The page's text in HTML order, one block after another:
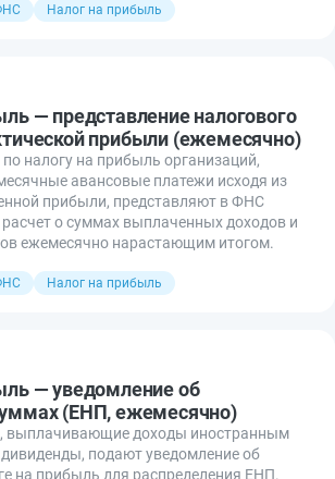
Налог на прибыль
— представление налогового
прибыли (ежемесячно)
налогу на прибыль организаций,
авансовые платежи исходя из
прибыли, представляют в ФНС
о суммах выплаченных доходов и
ежемесячно нарастающим итогом.
Налог на прибыль
— уведомление об
(ЕНП, ежемесячно)
выплачивающие доходы иностранным
подают уведомление об
на прибыль для распределения ЕНП.